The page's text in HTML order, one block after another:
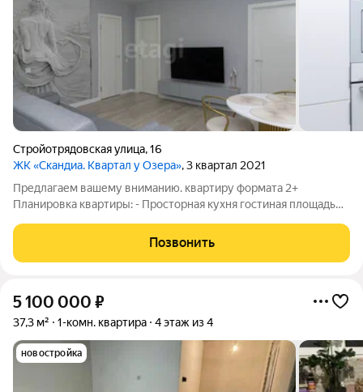
Стройотрядовская улица,16
ЖК «Скандиа. Квартал у Озера», 3 квартал 2021
Предлагаем вашему вниманию. квартиру формата 2+
Планировка квартиры: - Просторная кухня гостиная площадью
встреч с гостями. - две изолированные спальни для уединения,
- совмещённый санузел - в
Позвонить
5 100 000 ₽
37,3 м² 1-комн. квартира 4 этаж из 4
новостройка